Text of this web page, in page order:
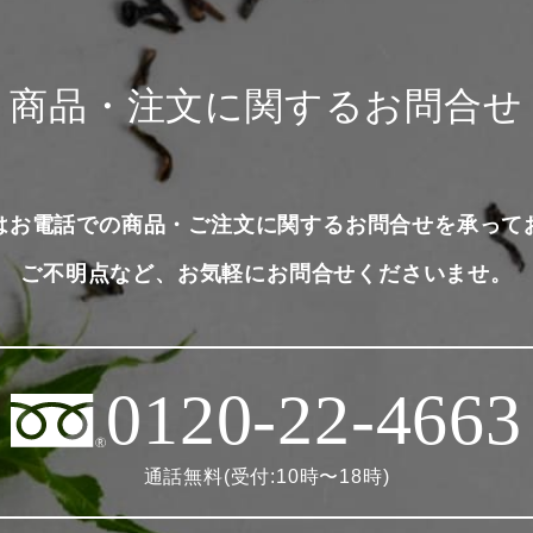
商品・注文に関するお問合せ
お電話での商品・ご注文に関するお問合せを承って
ご不明点など、お気軽にお問合せくださいませ。
0120-22-4663
通話無料(受付:10時〜18時)